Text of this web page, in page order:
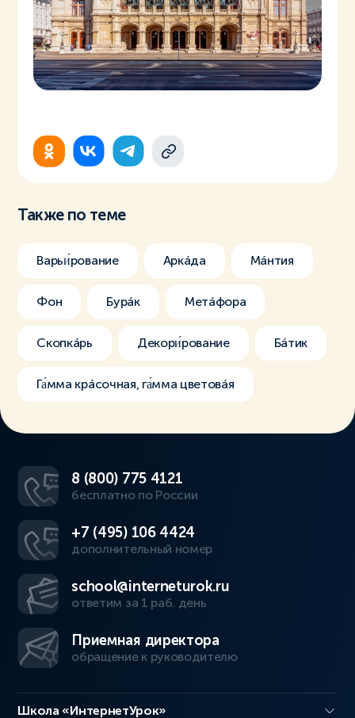
Также по теме
Варьи́рование Аркáда Мáнтия
Фон Бурáк Метáфора
Скопкáрь Декори́рование Бáтик
Га́мма крáсочная, га́мма цветовáя
8 (800) 775 4121
бесплатно по России
+7 (495) 106 4424
дополнительный номер
school@interneturok.ru
ответим за 1 раб. день
Приемная директора
обращение к руководителю
Школа «ИнтернетУрок»